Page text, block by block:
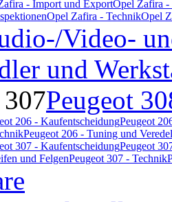
- Import und ExportOpel Zafira -
Opel Zafira - TechnikOpel
Video-
und
Peugeot
206 - KaufentscheidungPeugeot
Peugeot 206 - Tuning und
307 - KaufentscheidungPeugeot
und FelgenPeugeot 307 - Technik